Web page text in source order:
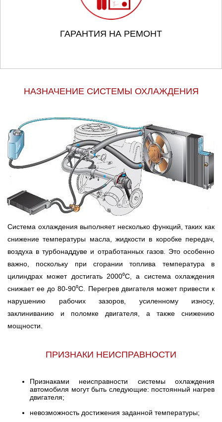
ГАРАНТИЯ НА РЕМОНТ
НАЗНАЧЕНИЕ СИСТЕМЫ ОХЛАЖДЕНИЯ
Система охлаждения выполняет несколько функций, таких как
снижение температуры масла, жидкости в коробке передач,
воздуха в турбонаддуве и отработанных газов. Это особенно
важно, поскольку при сгорании топлива температура в
цилиндрах может достигать 2000⁰С, а система охлаждения
снижает ее до 80-90⁰С. Перегрев двигателя может привести к
нарушению рабочих зазоров, усиленному износу,
заклиниванию и поломке двигателя, а также снижению
мощности.
ПРИЗНАКИ НЕИСПРАВНОСТИ
Признаками неисправности системы охлаждения
автомобиля могут быть следующие: постоянный нагрев
двигателя;
невозможность достижения заданной температуры;